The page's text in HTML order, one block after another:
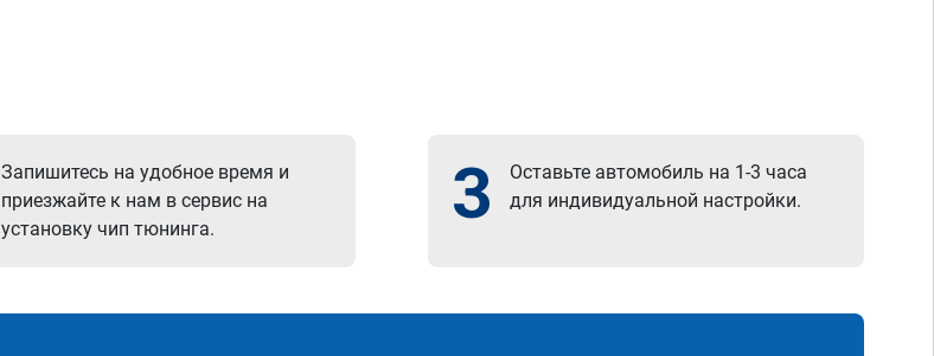
Запишитесь на удобное время и
приезжайте к нам в сервис на
установку чип тюнинга.
3
Оставьте автомобиль на 1-3 часа
для индивидуальной настройки.